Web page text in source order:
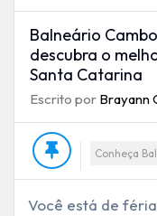
Balneário
descubra o
Santa Catarina
Escrito por Brayann
Conheça
Você está de